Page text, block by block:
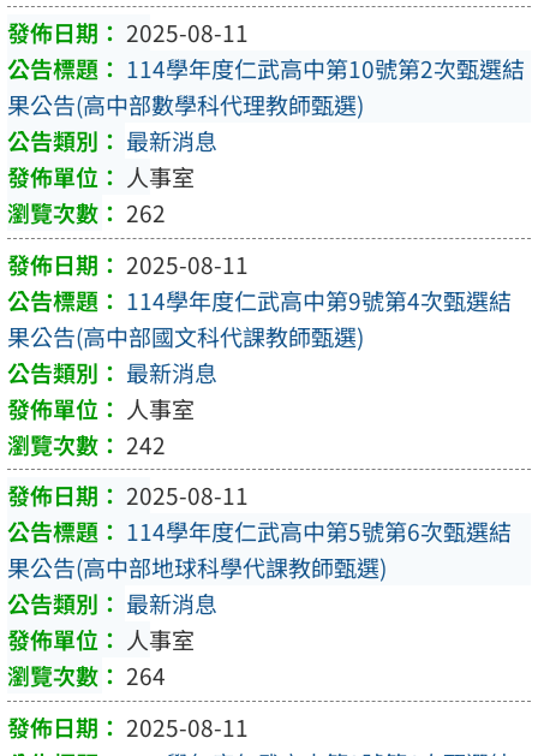
2025-08-11
114學年度仁武高中第10號第2次甄選結
果公告(高中部數學科代理教師甄選)
最新消息
人事室
262
2025-08-11
114學年度仁武高中第9號第4次甄選結
果公告(高中部國文科代課教師甄選)
最新消息
人事室
242
2025-08-11
114學年度仁武高中第5號第6次甄選結
果公告(高中部地球科學代課教師甄選)
最新消息
人事室
264
2025-08-11